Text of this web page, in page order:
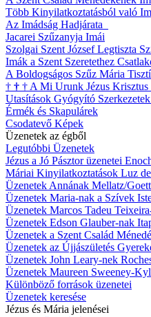
Több Kinyilatkoztatásból való
Az Imádság Hadjárata
Jacarei Szűzanyja Imái
Szolgai Szent József Legtiszta
Imák a Szent Szeretethez
A Boldogságos Szűz Mária
† † † A Mi Urunk Jézus Krisztus
Utasítások Gyógyító
Érmék és Skapulárek
Csodatevő Képek
Üzenetek az égből
Legutóbbi Üzenetek
Jézus a Jó Pásztor üzenetei
Máriai Kinyilatkoztatások Luz
Üzenetek Annának Mellatz/
Üzenetek Maria-nak a Szívek
Üzenetek Marcos Tadeu
Üzenetek Edson Glauber-nak
Üzenetek a Szent Család
Üzenetek az Újjászületés
Üzenetek John Leary-nek
Üzenetek Maureen Sweeney-
Különböző források üzenetei
Üzenetek keresése
Jézus és Mária jelenései